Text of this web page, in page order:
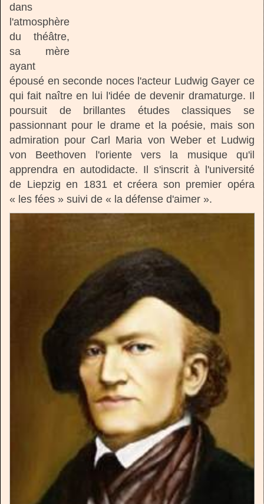
dans
l'atmosphère
du théâtre,
sa mère
ayant
épousé en seconde noces l'acteur Ludwig Gayer ce
qui fait naître en lui l'idée de devenir dramaturge. Il
poursuit de brillantes études classiques se
passionnant pour le drame et la poésie, mais son
admiration pour Carl Maria von Weber et Ludwig
von Beethoven l'oriente vers la musique qu'il
apprendra en autodidacte. Il s'inscrit à l'université
de Liepzig en 1831 et créera son premier opéra
« les fées » suivi de « la défense d'aimer ».